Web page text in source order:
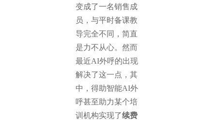
变成了一名销售成
员，与平时备课教
导完全不同，简直
是力不从心。然而
最近AI外呼的出现
解决了这一点，其
中，得助智能AI外
呼甚至助力某个培
训机构实现了续费